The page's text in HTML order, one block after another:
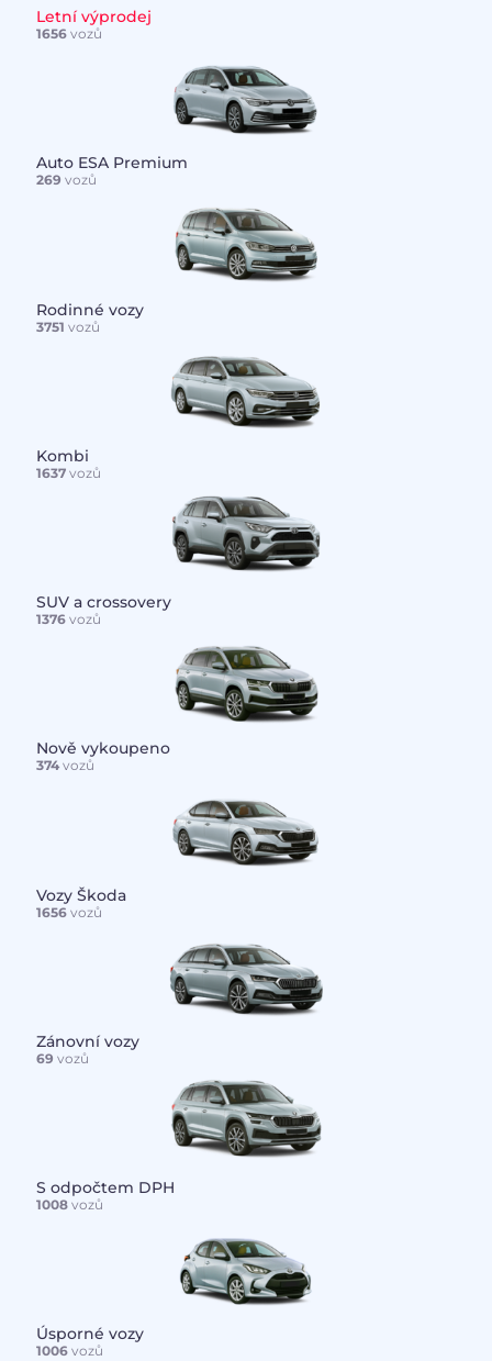
Letní výprodej
1656vozů
Auto ESA Premium
269 vozů
Rodinné vozy
3751 vozů
Kombi
1637vozů
SUV a crossovery
1376vozů
Nově vykoupeno
374vozů
Vozy Škoda
1656vozů
Zánovní vozy
69 vozů
S odpočtem DPH
1008vozů
Úsporné vozy
1006vozů